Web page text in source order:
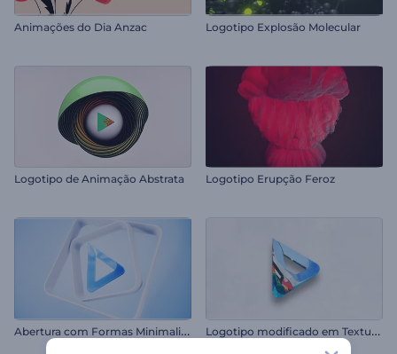
Animações do Dia Anzac Logotipo Explosão Molecular
Logotipo de Animação Abstrata Logotipo Erupção Feroz
A
bertura com Formas Minimalistas L
ogotipo modificado em Textura 3D